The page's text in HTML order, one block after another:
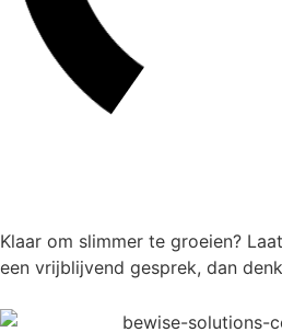
Klaar om slimmer te groeien?
een vrijblijvend gesprek, dan